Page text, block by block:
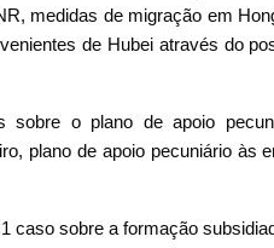
medidas de migração em
de Hubei através do
o plano de apoio
plano de apoio pecuniário às
caso sobre a formação